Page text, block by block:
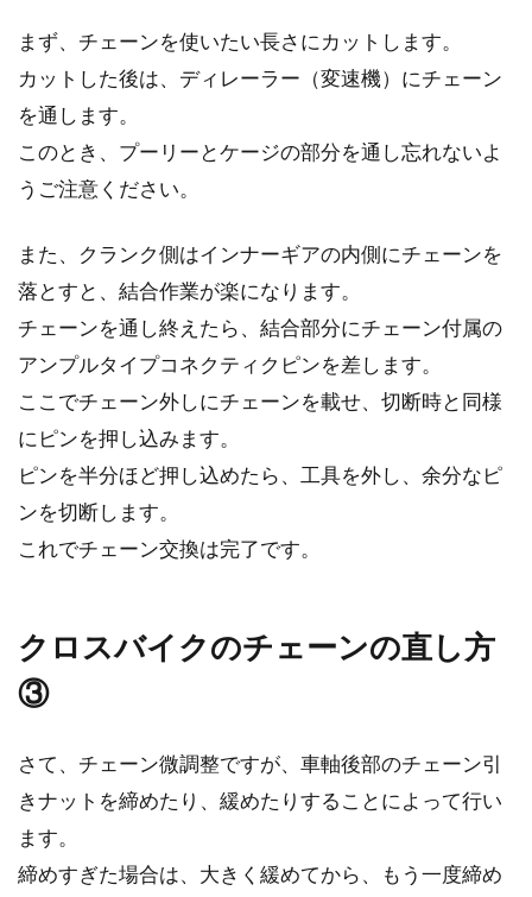
シマノのクランクを取り付けよう！
ロードバイクに乗っていて、そろそろクランク
自転車のスプロケットを交換・洗浄
してメンテナンスしよう
スプロケットはチェーン、チェーンリングと並
んで、ロードバイクの可動部分の要となる部分
です。...
ブログの内容にしたいもの
れています。ま...
自転車の長距離移動で必須な荷物
まず、チェーンを使いたい長さにカットします。
カットした後は、ディレーラー（変速機）にチェーン
を通します。
このとき、プーリーとケージの部分を通し忘れないよ
うご注意ください。
また、クランク側はインナーギアの内側にチェーンを
落とすと、結合作業が楽になります。
チェーンを通し終えたら、結合部分にチェーン付属の
アンプルタイプコネクティクピンを差します。
ここでチェーン外しにチェーンを載せ、切断時と同様
にピンを押し込みます。
ピンを半分ほど押し込めたら、工具を外し、余分なピ
ンを切断します。
これでチェーン交換は完了です。
クロスバイクのチェーンの直し方
③
さて、チェーン微調整ですが、車軸後部のチェーン引
きナットを締めたり、緩めたりすることによって行い
ます。
締めすぎた場合は、大きく緩めてから、もう一度締め